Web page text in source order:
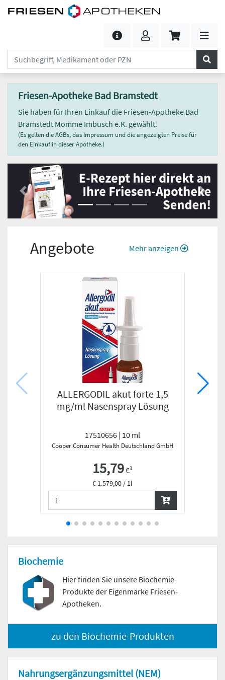
Friesen-Apotheke Bad Bramstedt
Sie haben für Ihren Einkauf die Friesen-Apotheke Bad
Bramstedt Momme Imbusch e.K. gewählt.
(Es gelten die AGBs, das Impressum und die angezeigten Preise für
den Einkauf in dieser Apotheke.)
Previous Next
Mehr anzeigen
Angebote
ALLERGODIL akut forte 1,5
mg/ml Nasenspray Lösung
17510656 | 10 ml
Cooper Consumer Health Deutschland GmbH
15,79€1
€ 1.579,00 / 1l
Biochemie
Hier finden Sie unsere Biochemie-
Produkte der Eigenmarke Friesen-
Apotheken.
zu den Biochemie-Produkten
Nahrungs­ergänzungs­mittel (NEM)